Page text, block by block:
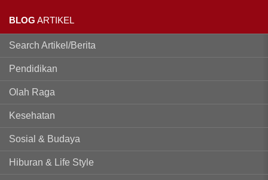
BLOG ARTIKEL
Search Artikel/Berita
Pendidikan
Olah Raga
Kesehatan
Sosial & Budaya
Hiburan & Life Style